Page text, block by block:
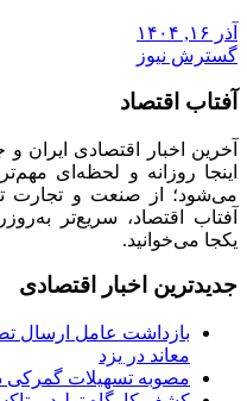
آذر ۱۶, ۱۴۰۴
گسترش نیوز
آفتاب اقتصاد
آخرین اخبار اقتصادی ایران و
اینجا روزانه و لحظه‌ای
می‌شود؛ از صنعت و تجارت
آفتاب اقتصاد، سریع‌تر
یکجا می‌خوانید.
جدیدترین اخبار اقتصادی
بازداشت عامل ارسال
معاند در یزد
مصوبه تسهیلات گمرکی